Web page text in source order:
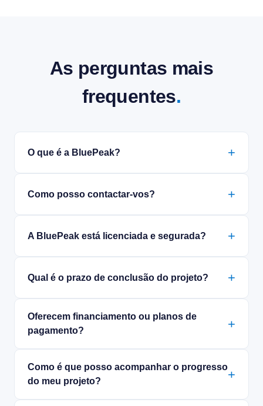
As perguntas mais
frequentes.
O que é a BluePeak?
Como posso contactar-vos?
A BluePeak está licenciada e segurada?
Qual é o prazo de conclusão do projeto?
Oferecem financiamento ou planos de
pagamento?
Como é que posso acompanhar o progresso
do meu projeto?